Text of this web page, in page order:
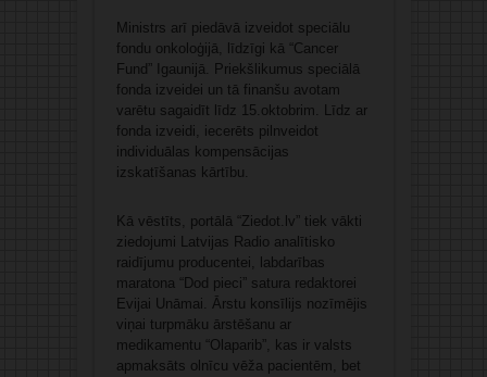
Ministrs arī piedāvā izveidot speciālu
fondu onkoloģijā, līdzīgi kā “Cancer
Fund” Igaunijā. Priekšlikumus speciālā
fonda izveidei un tā finanšu avotam
varētu sagaidīt līdz 15.oktobrim. Līdz ar
fonda izveidi, iecerēts pilnveidot
individuālas kompensācijas
izskatīšanas kārtību.
Kā vēstīts, portālā “Ziedot.lv” tiek vākti
ziedojumi Latvijas Radio analītisko
raidījumu producentei, labdarības
maratona “Dod pieci” satura redaktorei
Evijai Unāmai. Ārstu konsīlijs nozīmējis
viņai turpmāku ārstēšanu ar
medikamentu “Olaparib”, kas ir valsts
apmaksāts olnīcu vēža pacientēm, bet